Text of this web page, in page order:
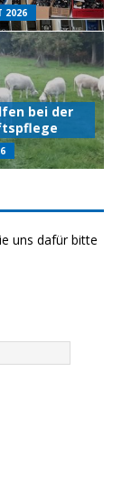
2026
bei der
uns dafür bitte